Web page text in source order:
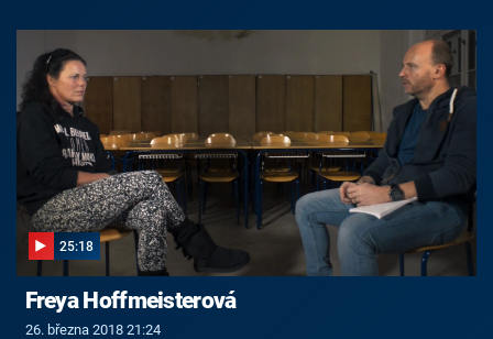
25:18
Freya Hoffmeisterová
26. března 2018 21:24